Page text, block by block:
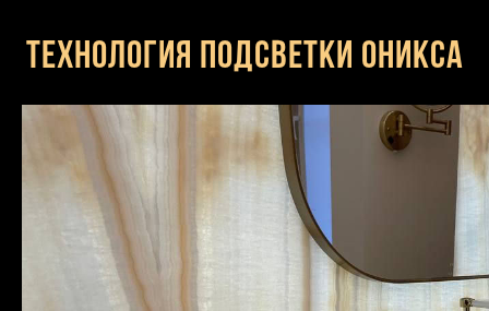
Технология подсветки оникса